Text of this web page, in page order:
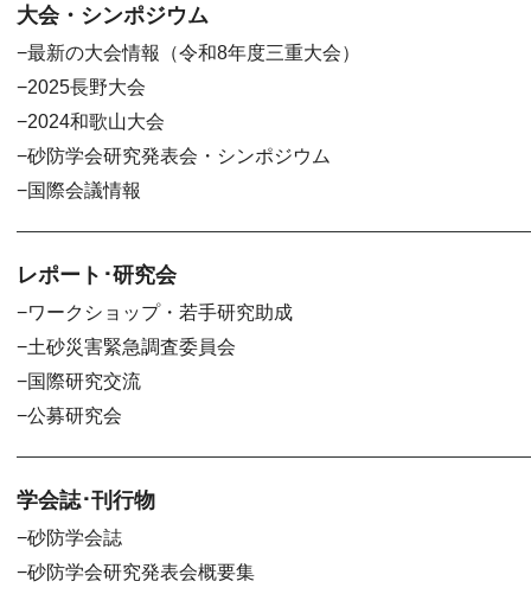
大会・シンポジウム
最新の大会情報（令和8年度三重大会）
2025長野大会
2024和歌山大会
砂防学会研究発表会・シンポジウム
国際会議情報
レポート･研究会
ワークショップ・若手研究助成
土砂災害緊急調査委員会
国際研究交流
公募研究会
学会誌･刊行物
砂防学会誌
砂防学会研究発表会概要集